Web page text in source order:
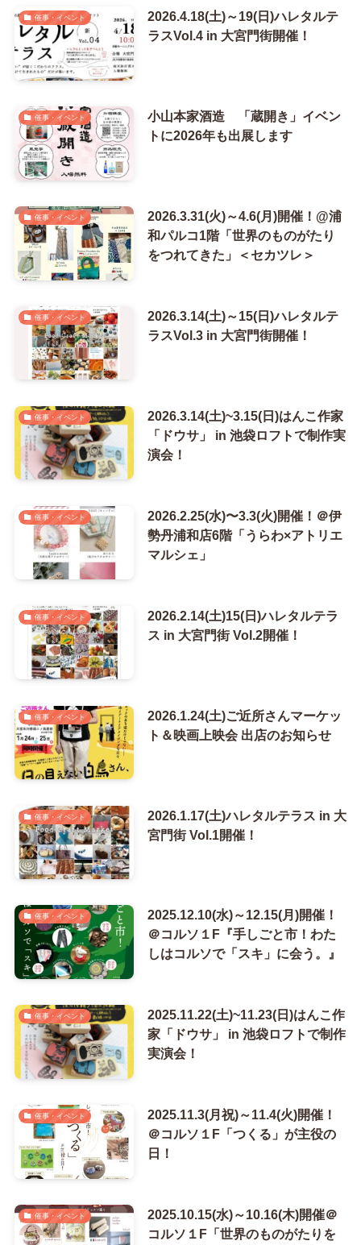
催事・イベント
2026.4.18(土)～19(日)ハレタルテ
ラスVol.4 in 大宮門街開催！
催事・イベント
小山本家酒造 「蔵開き」イベン
トに2026年も出展します
催事・イベント
2026.3.31(火)～4.6(月)開催！@浦
和パルコ1階「世界のものがたり
をつれてきた」＜セカツレ＞
催事・イベント
2026.3.14(土)～15(日)ハレタルテ
ラスVol.3 in 大宮門街開催！
催事・イベント
2026.3.14(土)~3.15(日)はんこ作家
「ドウサ」 in 池袋ロフトで制作実
演会！
催事・イベント
2026.2.25(水)〜3.3(火)開催！＠伊
勢丹浦和店6階「うらわ×アトリエ
マルシェ」
催事・イベント
2026.2.14(土)15(日)ハレタルテラ
ス in 大宮門街 Vol.2開催！
催事・イベント
2026.1.24(土)ご近所さんマーケッ
ト＆映画上映会 出店のお知らせ
催事・イベント
2026.1.17(土)ハレタルテラス in 大
宮門街 Vol.1開催！
催事・イベント
2025.12.10(水)～12.15(月)開催！
＠コルソ１F『手しごと市！わた
しはコルソで「スキ」に会う。』
催事・イベント
2025.11.22(土)~11.23(日)はんこ作
家「ドウサ」 in 池袋ロフトで制作
実演会！
催事・イベント
2025.11.3(月祝)～11.4(火)開催！
＠コルソ１F「つくる」が主役の
日！
催事・イベント
2025.10.15(水)～10.16(木)開催＠
コルソ１F「世界のものがたりを